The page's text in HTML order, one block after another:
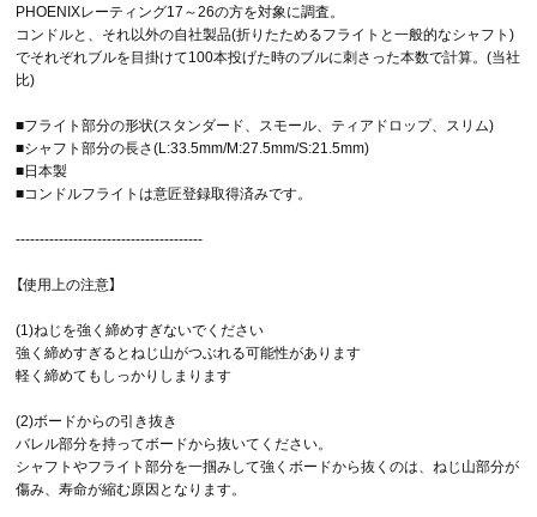
PHOENIXレーティング17～26の方を対象に調査。
コンドルと、それ以外の自社製品(折りたためるフライトと一般的なシャフト)
でそれぞれブルを目掛けて100本投げた時のブルに刺さった本数で計算。(当社
比)
■フライト部分の形状(スタンダード、スモール、ティアドロップ、スリム)
■シャフト部分の長さ(L:33.5mm/M:27.5mm/S:21.5mm)
■日本製
■コンドルフライトは意匠登録取得済みです。
---------------------------------------
【使用上の注意】
(1)ねじを強く締めすぎないでください
強く締めすぎるとねじ山がつぶれる可能性があります
軽く締めてもしっかりしまります
(2)ボードからの引き抜き
バレル部分を持ってボードから抜いてください。
シャフトやフライト部分を一掴みして強くボードから抜くのは、ねじ山部分が
傷み、寿命が縮む原因となります。